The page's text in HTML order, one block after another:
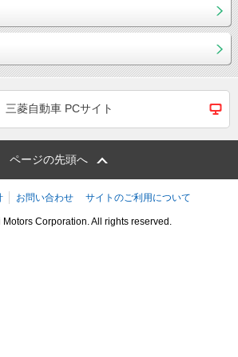
三菱自動車 PCサイト
ページの先頭へ
お問い合わせ サイトのご利用について
Corporation. All rights reserved.